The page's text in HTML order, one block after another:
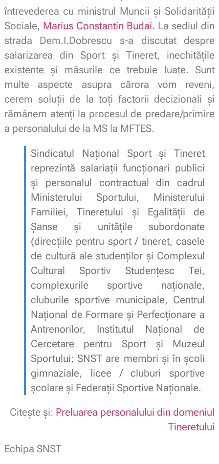
întrevederea cu ministrul Muncii și Solidarității
Sociale, Marius Constantin Budai. La sediul din
strada Dem.I.Dobrescu s-a discutat despre
salarizarea din Sport și Tineret, inechitățile
existente și măsurile ce trebuie luate. Sunt
multe aspecte asupra cărora vom reveni,
cerem soluții de la toți factorii decizionali și
rămânem atenți la procesul de predare/primire
a personalului de la MS la MFTES.
Sindicatul Național Sport și Tineret
reprezintă salariații funcționari publici
și personalul contractual din cadrul
Ministerului Sportului, Ministerului
Familiei, Tineretului și Egalității de
Șanse și unitățile subordonate
(direcțiile pentru sport / tineret, casele
de cultură ale studenților și Complexul
Cultural Sportiv Studențesc Tei,
complexurile sportive naționale,
cluburile sportive municipale, Centrul
Naţional de Formare şi Perfecţionare a
Antrenorilor, Institutul Naţional de
Cercetare pentru Sport și Muzeul
Sportului; SNST are membri și în școli
gimnaziale, licee / cluburi sportive
școlare și Federaţii Sportive Naţionale.
Citește și: Preluarea personalului din domeniul
Tineretului
Echipa SNST